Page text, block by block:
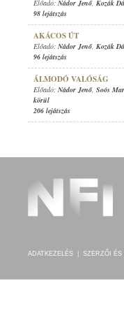
Előadó: Nádor Jenő, Kozák
98 lejátszás
AKÁCOS ÚT
Előadó: Nádor Jenő, Kozák
96 lejátszás
ÁLMODÓ VALÓSÁG
Előadó: Nádor Jenő, Soós
körül
206 lejátszás
ADATKEZELÉS SZERZŐI ÉS